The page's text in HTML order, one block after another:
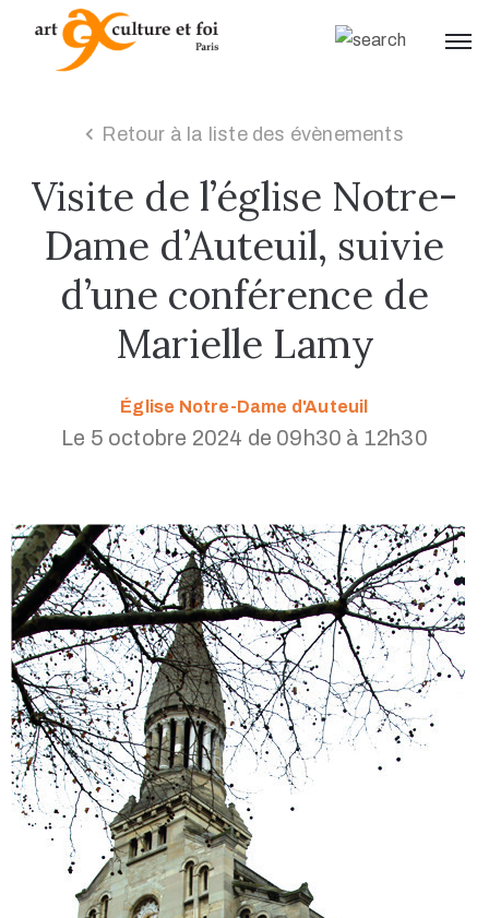
Retour à la liste des évènements
Visite de l’église Notre-
Dame d’Auteuil, suivie
d’une conférence de
Marielle Lamy
Église Notre-Dame d'Auteuil
Le 5 octobre 2024 de 09h30 à 12h30